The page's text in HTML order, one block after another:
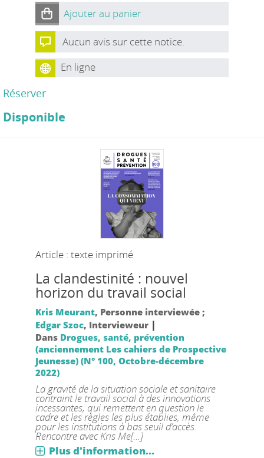
Ajouter au panier
Aucun avis sur cette notice.
En ligne
Réserver
Disponible
Article : texte imprimé
La clandestinité : nouvel
horizon du travail social
Kris Meurant, Personne interviewée ;
Edgar Szoc, Intervieweur |
Dans Drogues, santé, prévention
(anciennement Les cahiers de Prospective
Jeunesse) (N° 100, Octobre-décembre
2022)
La gravité de la situation sociale et sanitaire
contraint le travail social à des innovations
incessantes, qui remettent en question le
cadre et les règles les plus établies, même
pour les institutions à bas seuil d’accès.
Rencontre avec Kris Me[...]
Plus d'information...